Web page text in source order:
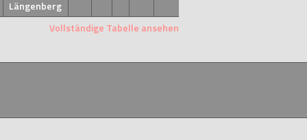
Längenberg
Vollständige Tabelle ansehen